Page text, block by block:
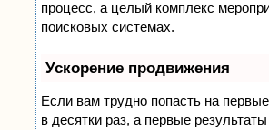
процесс, а целый комплекс
поисковых системах.
Ускорение продвижения
Если вам трудно попасть на
в десятки раз, а первые